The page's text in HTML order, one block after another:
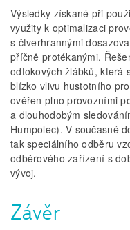
Výsledky získané při
využity k optimalizaci
s čtverhrannými
příčně protékanými.
odtokových žlábků, která
blízko vlivu hustotního
ověřen plno provozními
a dlouhodobým
Humpolec). V současné
tak speciálního odběru
odběrového zařízení s
vývoj.
Závěr